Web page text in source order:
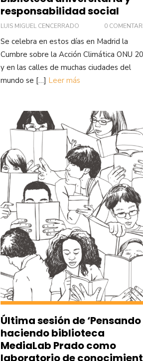
responsabilidad social
LUIS MIGUEL CENCERRADO 0
Se celebra en estos días en Madrid la
Cumbre sobre la Acción Climática ONU
y en las calles de muchas ciudades del
mundo se […] Leer más
Última sesión de
haciendo biblioteca
MediaLab Prado como
laboratorio de